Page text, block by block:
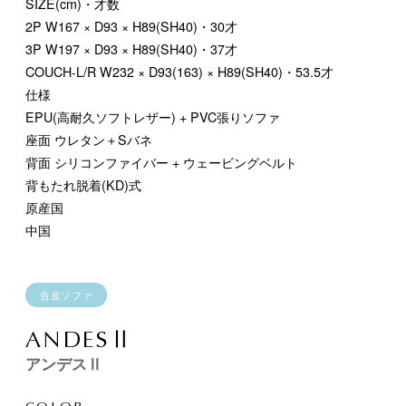
2P W167 × D93 × H89(SH40)・30才
3P W197 × D93 × H89(SH40)・37才
COUCH-L/R W232 × D93(163) × H89(SH40)・53.5才
仕様
EPU(高耐久ソフトレザー) + PVC張りソファ
座面 ウレタン＋Sバネ
背面 シリコンファイバー + ウェービングベルト
背もたれ脱着(KD)式
原産国
中国
合皮ソファ
ANDESⅡ
アンデスⅡ